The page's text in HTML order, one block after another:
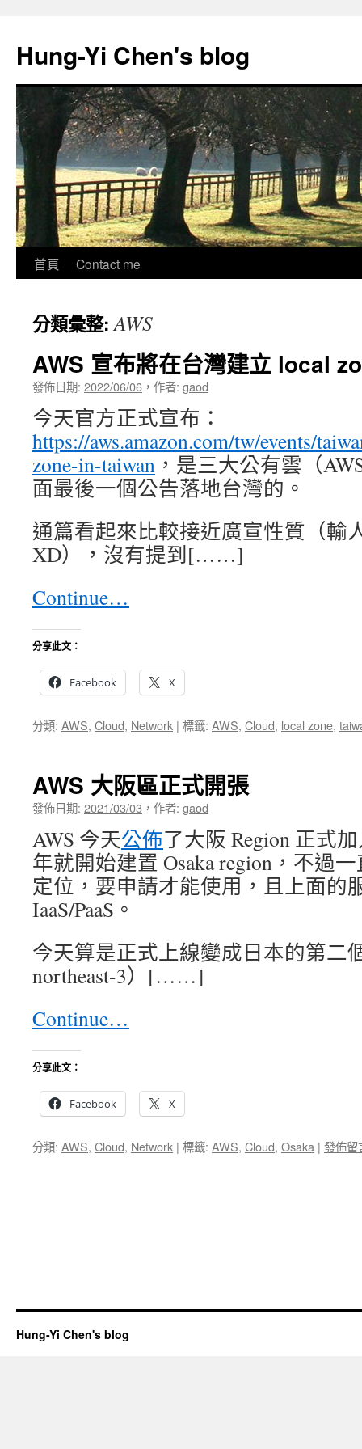
主
要
Hung-Yi Chen's blog
首頁 Contact me
分類彙整:AWS
AWS 宣布將在台灣建立 local
發佈日期: 2022/06/06 ， 作者: gaod
今天官方正式宣布：
https://aws.amazon.com/tw/events/
zone-in-taiwan ，是三大公有雲（
面最後一個公告落地台灣的。
通篇看起來比較接近廣宣性質（輸
XD），沒有提到[……]
Continue…
分享此文：
Facebook X
分類: AWS, Cloud, Network | 標籤: AWS, Cloud, local zone,
AWS 大阪區正式開張
發佈日期: 2021/03/03 ， 作者: gaod
AWS 今天公佈了大阪 Region 正式
年就開始建置 Osaka region，不過
定位，要申請才能使用，且上面的
IaaS/PaaS。
今天算是正式上線變成日本的第二
northeast-3）[……]
Continue…
分享此文：
Facebook X
分類: AWS, Cloud, Network | 標籤: AWS, Cloud, Osaka | 發佈留
Hung-Yi Chen's blog